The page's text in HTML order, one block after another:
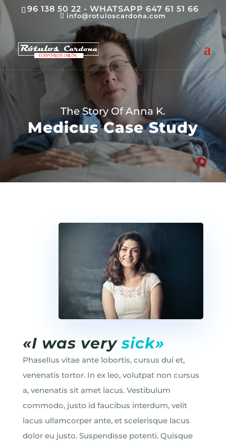
96 138 50 22 - WHATSAPP 647 61 51 66
info@rotuloscardona.com
The Story Of Anna K.
Medicus Case Study
«I was verysick»
Phasellus vitae ante lobortis, cursus dui et,
venenatis tortor. In ex leo, volutpat non cursus
a, venenatis sit amet lacus. Vestibulum
commodo, justo id faucibus interdum, velit
lacus ullamcorper ante, et scelerisque lacus
dolor eu justo. Suspendisse potenti. Quisque